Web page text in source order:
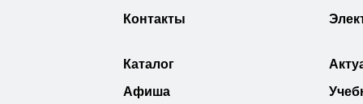
Контакты
Каталог
Афиша